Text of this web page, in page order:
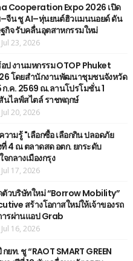
Cooperation Expo 2026 เปิด
–จีน ชู AI–หุ่นยนต์ฮิวแมนนอยด์ ดัน
กิจ รับคลื่นอุตสาหกรรมใหม่
Jul 23, 2026
งานมหกรรม OTOP Phuket
โดยสำนักงานพัฒนาชุมชนจังหวัด
ก.ค. 2569 ณ.ลานโปรโมชั่น 1
ไลฟ์สไตล์ ราชพฤกษ์
Jul 20, 2026
วามรู้ "เลือกซื้อ เลือกกิน ปลอดภัย
4 ณ ตลาดสด อตก. ยกระดับ
กลางเมืองกรุง
Jul 17, 2026
วบริษัทใหม่ “Borrow Mobility”
สร้างโอกาสใหม่ให้เจ้าของรถ
รผ่านแอป Grab
Jul 16, 2026
ยท. ชู “RAOT SMART GREEN